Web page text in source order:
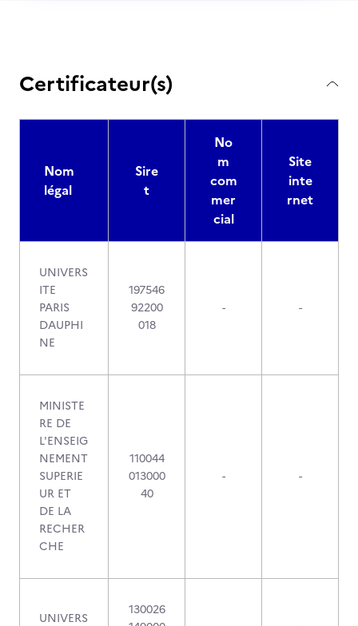
Certificateur(s)
Nom
légal
Sire
t
No
m
com
mer
cial
Site
inte
rnet
UNIVERS
ITE
PARIS
DAUPHI
NE
197546
92200
018
- -
MINISTE
RE DE
L'ENSEIG
NEMENT
SUPERIE
UR ET
DE LA
RECHER
CHE
110044
013000
40
- -
UNIVERS
130026